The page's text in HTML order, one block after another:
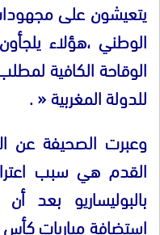
يتعيشون على
الوطني ،هؤلاء
الوقاحة الكافية
للدولة المغربية« .
وعبرت الصحيفة عن
القدم هي سبب
بالبوليساريو بعد
استضافة مباريات كأس